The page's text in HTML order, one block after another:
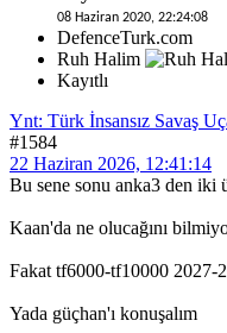
08 Haziran 2020, 22:24:08
DefenceTurk.com
Ruh Halim
Kayıtlı
Ynt: Türk İnsansız Savaş
#1584
22 Haziran 2026, 12:41:14
Bu sene sonu anka3 den iki
Kaan'da ne olucağını
Fakat tf6000-tf10000 2027-
Yada güçhan'ı konuşalım